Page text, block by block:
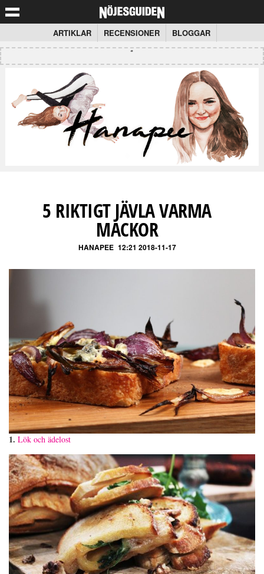
ARTIKLAR RECENSIONER BLOGGAR
5 RIKTIGT JÄVLA VARMA
MACKOR
HANAPEE 12:21 2018-11-17
1. Lök och ädelost